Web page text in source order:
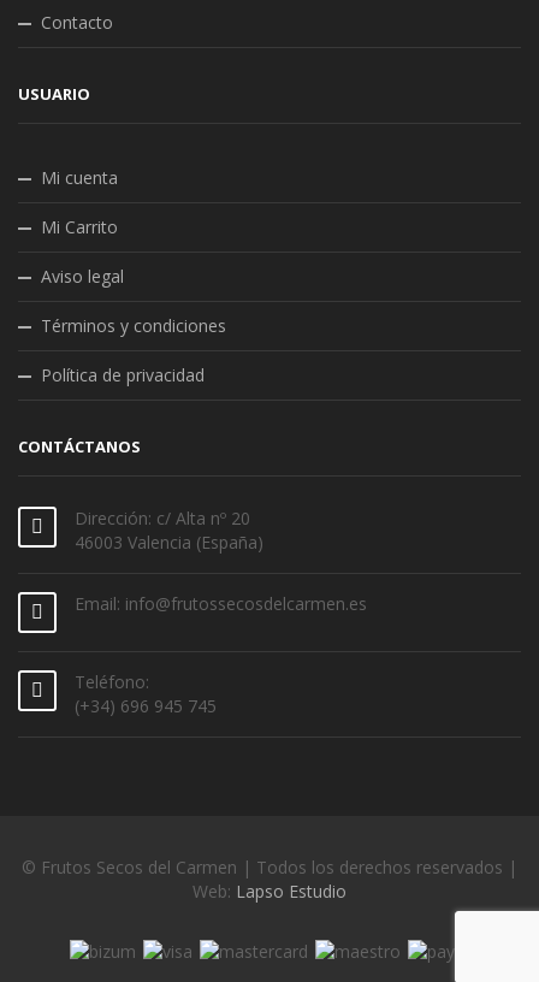
Contacto
USUARIO
Mi cuenta
Mi Carrito
Aviso legal
Términos y condiciones
Política de privacidad
CONTÁCTANOS
Dirección: c/ Alta nº 20
46003 Valencia (España)
Email: info@frutossecosdelcarmen.es
Teléfono:
(+34) 696 945 745
© Frutos Secos del Carmen | Todos los derechos reservados |
Web: Lapso Estudio